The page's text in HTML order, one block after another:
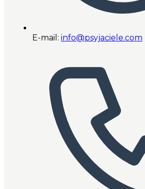
E-mail: info@psyjaciele.com